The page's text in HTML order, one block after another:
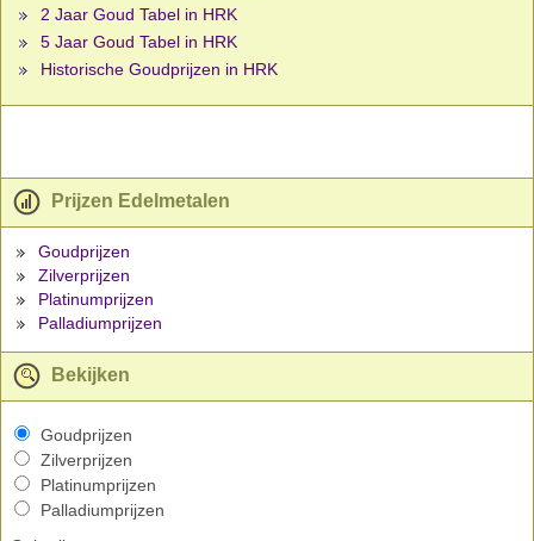
2 Jaar Goud Tabel in HRK
5 Jaar Goud Tabel in HRK
Historische Goudprijzen in HRK
Prijzen Edelmetalen
Goudprijzen
Zilverprijzen
Platinumprijzen
Palladiumprijzen
Bekijken
Goudprijzen
Zilverprijzen
Platinumprijzen
Palladiumprijzen